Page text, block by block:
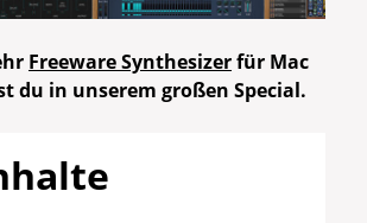
Freeware Synthesizerfür Mac
du in unserem großen Special.